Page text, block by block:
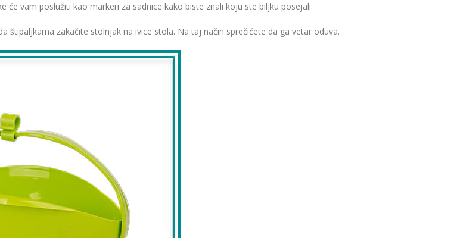
će vam poslužiti kao markeri za sadnice kako biste znali koju ste biljku posejali.
zakačite stolnjak na ivice stola. Na taj način sprečićete da ga vetar oduva.